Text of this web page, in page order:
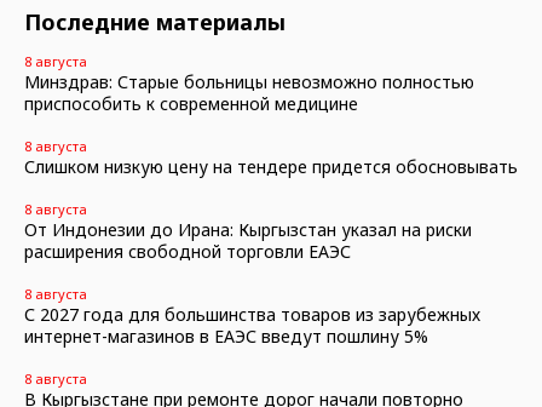
Последние материалы
8 августа
Минздрав: Старые больницы невозможно полностью
приспособить к современной медицине
8 августа
Слишком низкую цену на тендере придется обосновывать
8 августа
От Индонезии до Ирана: Кыргызстан указал на риски
расширения свободной торговли ЕАЭС
8 августа
С 2027 года для большинства товаров из зарубежных
интернет-магазинов в ЕАЭС введут пошлину 5%
8 августа
В Кыргызстане при ремонте дорог начали повторно